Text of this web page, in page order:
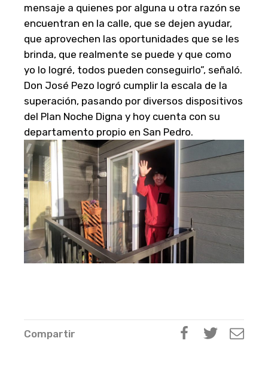
mensaje a quienes por alguna u otra razón se
encuentran en la calle, que se dejen ayudar,
que aprovechen las oportunidades que se les
brinda, que realmente se puede y que como
yo lo logré, todos pueden conseguirlo”, señaló.
Don José Pezo logró cumplir la escala de la
superación, pasando por diversos dispositivos
del Plan Noche Digna y hoy cuenta con su
departamento propio en San Pedro.
Compartir